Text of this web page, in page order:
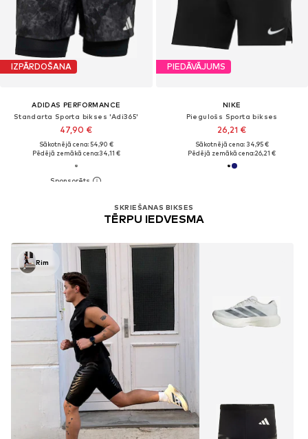
IZPĀRDOŠANA
ADIDAS PERFORMANCE
Standarta Sporta bikses 'Adi365'
47,90 €
Sākotnējā cena: 54,90 €
Pēdējā zemākā cena:34,11 €
SKRIEŠANAS BIKSES
TĒRPU IEDVESMA
Rim
PIEDĀVĀJUMS
NIKE
Piegulošs Sporta bikses
26,21 €
Sākotnējā cena: 34,95 €
Pēdējā zemākā cena:26,21 €